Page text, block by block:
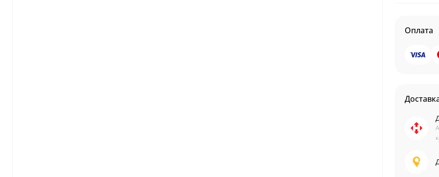
Оплата